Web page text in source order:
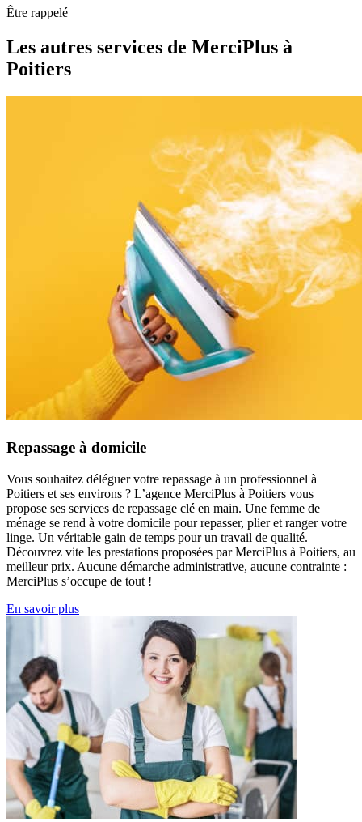
Être rappelé
Les autres services de MerciPlus à
Poitiers
Repassage à domicile
Vous souhaitez déléguer votre repassage à un professionnel à
Poitiers et ses environs ? L’agence MerciPlus à Poitiers vous
propose ses services de repassage clé en main. Une femme de
ménage se rend à votre domicile pour repasser, plier et ranger votre
linge. Un véritable gain de temps pour un travail de qualité.
Découvrez vite les prestations proposées par MerciPlus à Poitiers, au
meilleur prix. Aucune démarche administrative, aucune contrainte :
MerciPlus s’occupe de tout !
En savoir plus